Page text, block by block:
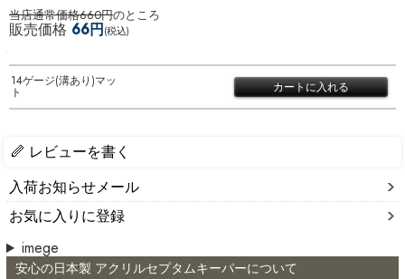
当店通常価格660円のところ
販売価格 66円(税込)
14ゲージ(溝あり)マッ
ト
レビューを書く
入荷お知らせメール
お気に入りに登録
imege
安心の日本製 アクリルセプタムキーパーについて